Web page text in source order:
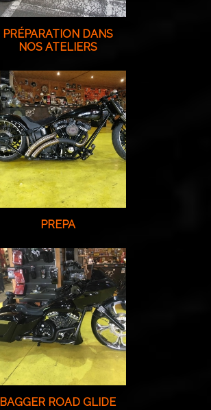
PRÉPARATION DANS
NOS ATELIERS
PREPA
BAGGER ROAD GLIDE